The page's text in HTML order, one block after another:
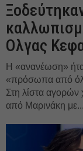
Ολγας
Η «ανανέωση»
«πρόσωπα από
Στη λίστα αγορών
από Μαρινάκη